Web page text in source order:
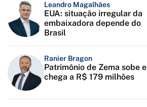
Leandro Magalhães
EUA: situação irregular da
embaixadora depende do
Brasil
Ranier Bragon
Patrimônio de Zema sobe e
chega a R$ 179 milhões